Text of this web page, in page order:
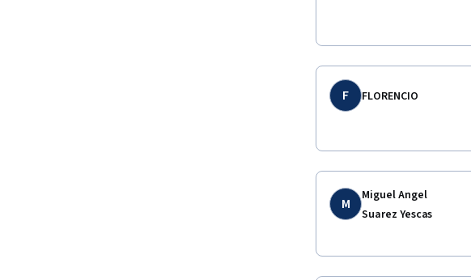
F FLORENCIO
M
Miguel Angel
Suarez Yescas